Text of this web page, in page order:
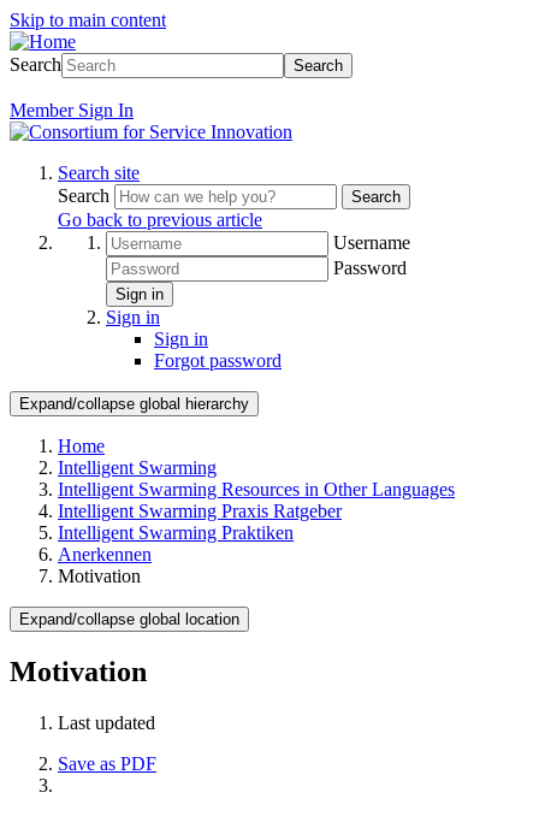
Skip to main content
Search Search
Member Sign In
Search site
Search
Search
Go back to previous article
Username
Password
Sign in
Sign in
Sign in
Forgot password
Expand/collapse global hierarchy
Home
Intelligent Swarming
Intelligent Swarming Resources in Other Languages
Intelligent Swarming Praxis Ratgeber
Intelligent Swarming Praktiken
Anerkennen
Motivation
Expand/collapse global location
Motivation
Last updated
Save as PDF